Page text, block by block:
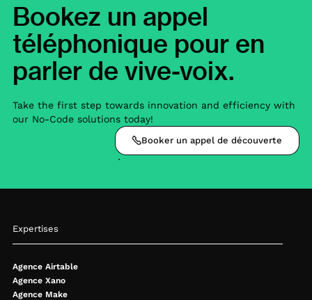
Bookez un appel
téléphonique pour en
parler de vive-voix.
Take the first step towards innovation and efficiency with
our No-Code solutions today!
Booker un appel de découverte
Expertises
Agence Airtable
Agence Xano
Agence Make